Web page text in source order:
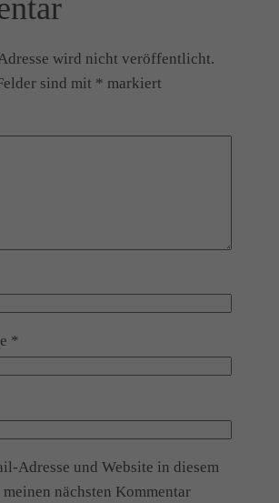
wird nicht veröffentlicht.
sind mit * markiert
*
Adresse und Website in diesem
nächsten Kommentar